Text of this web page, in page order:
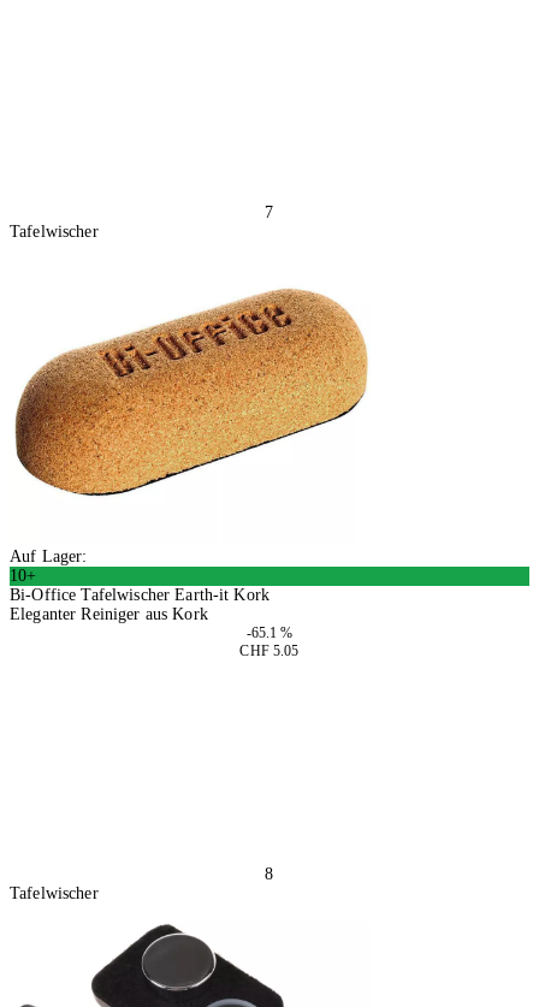
7
Tafelwischer
Auf Lager:
10+
Bi-Office Tafelwischer Earth-it Kork
Eleganter Reiniger aus Kork
-65.1 %
CHF 5.05
8
Tafelwischer